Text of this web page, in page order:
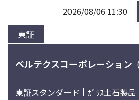
東証
2026/08/06 11:30
ベルテクスコーポレーション
東証スタンダード ｶﾞﾗｽ土石製品